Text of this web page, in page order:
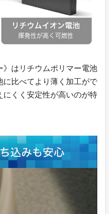
》はリチウムポリマー電池
に比べてより薄く加工がで
にくく安定性が高いのが特